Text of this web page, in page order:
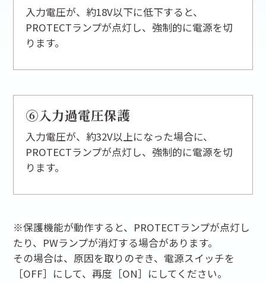
入力電圧が、約18V以下に低下すると、
PROTECTランプが点灯し、強制的に電源を切
ります。
⑥入力過電圧保護
入力電圧が、約32V以上になった場合に、
PROTECTランプが点灯し、強制的に電源を切
ります。
※保護機能が動作すると、PROTECTランプが点灯し
たり、PWランプが消灯する場合があります。
その場合は、原因を取りのぞき、電源スイッチを
［OFF］にして、再度［ON］にしてください。